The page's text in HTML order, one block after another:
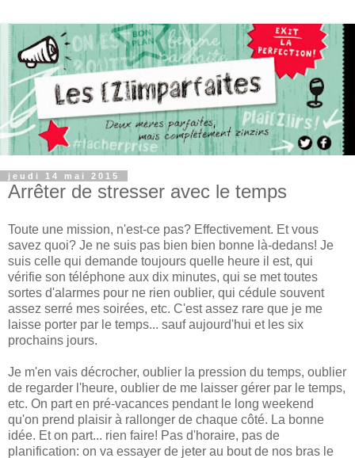
jeudi 14 mai 2015
Arrêter de stresser avec le temps
Toute une mission, n'est-ce pas? Effectivement. Et vous
savez quoi? Je ne suis pas bien bien bonne là-dedans! Je
suis celle qui demande toujours quelle heure il est, qui
vérifie son téléphone aux dix minutes, qui se met toutes
sortes d'alarmes pour ne rien oublier, qui cédule souvent
assez serré mes soirées, etc. C'est assez rare que je me
laisse porter par le temps... sauf aujourd'hui et les six
prochains jours.
Je m'en vais décrocher, oublier la pression du temps, oublier
de regarder l'heure, oublier de me laisser gérer par le temps,
etc. On part en pré-vacances pendant le long weekend
qu'on prend plaisir à rallonger de chaque côté. La bonne
idée. Et on part... rien faire! Pas d'horaire, pas de
planification: on va essayer de jeter au bout de nos bras le